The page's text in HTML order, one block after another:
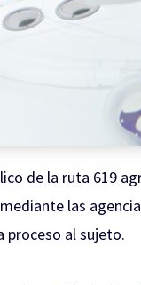
de la ruta 619
las
proceso al sujeto.